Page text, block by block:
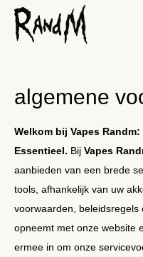
algemene
Welkom bij Vapes
Essentieel. Bij Vapes
aanbieden van een brede
tools, afhankelijk van uw
voorwaarden, beleidsregels
opneemt met onze website
ermee in om onze